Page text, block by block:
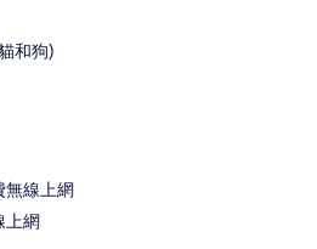
和狗)
無線上網
上網